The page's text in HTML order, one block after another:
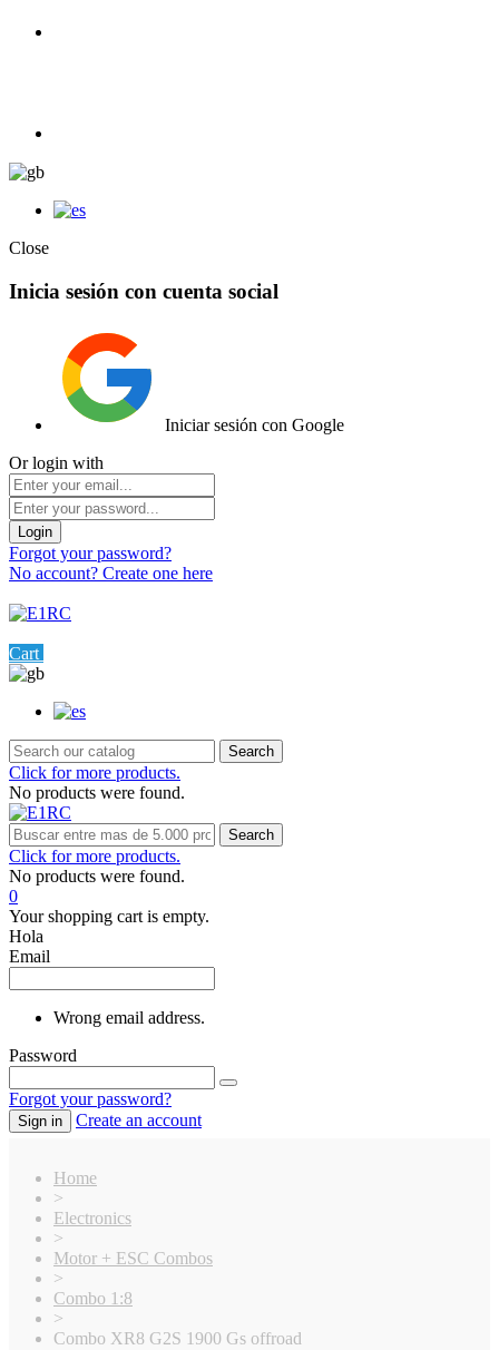
Close
Inicia sesión con cuenta social
Iniciar sesión con Google
Or login with
Login
Forgot your password?
No account? Create one here
Cart
Search
Click for more products.
No products were found.
Search
Click for more products.
No products were found.
0
Your shopping cart is empty.
Hola
Email
Wrong email address.
Password
Forgot your password?
Sign in Create an account
Home
>
Electronics
>
Motor + ESC Combos
>
Combo 1:8
>
Combo XR8 G2S 1900 Gs offroad